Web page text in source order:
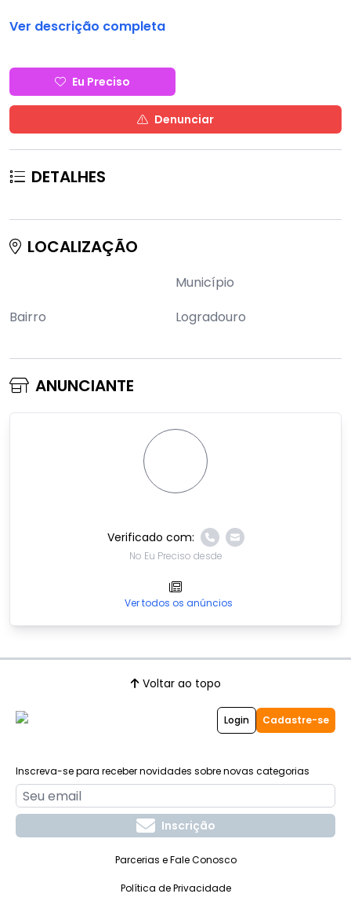
Ver descrição completa
Eu Preciso
Denunciar
DETALHES
LOCALIZAÇÃO
Município
Bairro
Logradouro
ANUNCIANTE
Verificado com:
No Eu Preciso desde
Ver todos os anúncios
Voltar ao topo
Login Cadastre-se
Inscreva-se para receber novidades sobre novas categorias
Inscrição
Parcerias e Fale Conosco
Política de Privacidade